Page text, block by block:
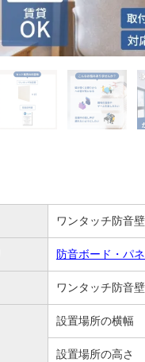
ワンタッチ防音
防音ボード・パ
ワンタッチ防音
設置場所の横幅
設置場所の高さ